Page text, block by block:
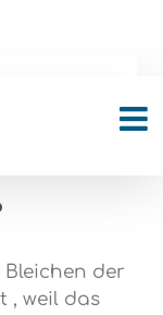
der
, weil das